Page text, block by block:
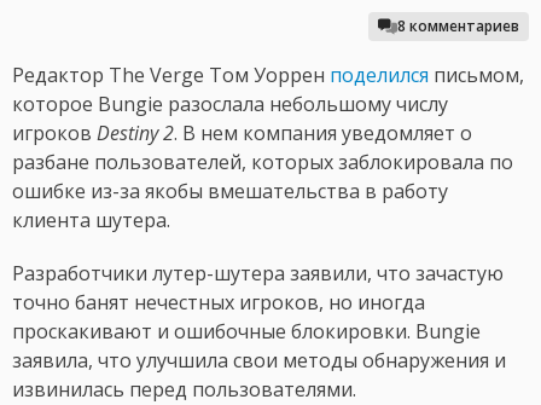
8 комментариев
Редактор The Verge Том Уоррен поделился письмом,
которое Bungie разослала небольшому числу
игроков Destiny 2. В нем компания уведомляет о
разбане пользователей, которых заблокировала по
ошибке из-за якобы вмешательства в работу
клиента шутера.
Разработчики лутер-шутера заявили, что зачастую
точно банят нечестных игроков, но иногда
проскакивают и ошибочные блокировки. Bungie
заявила, что улучшила свои методы обнаружения и
извинилась перед пользователями.